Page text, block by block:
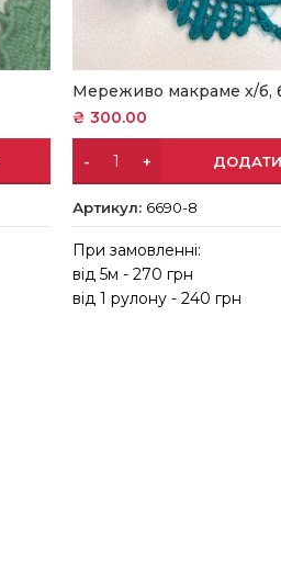
Мереживо макраме х/б,
₴ 300.00
Артикул: 6690-8
При замовленні:
від 5м - 270 грн
від 1 рулону - 240 грн